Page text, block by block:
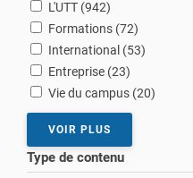
L'UTT (942)
Formations (72résultats
)
International (53résultats
)
Entreprise (23résultats
)
Vie du campus (20résultats
)
VOIR PLUS
Type de contenu